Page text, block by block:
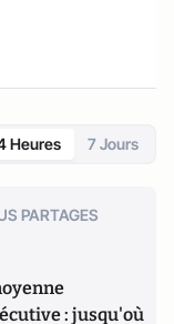
Heures 7 Jours
PARTAGES
: jusqu'où